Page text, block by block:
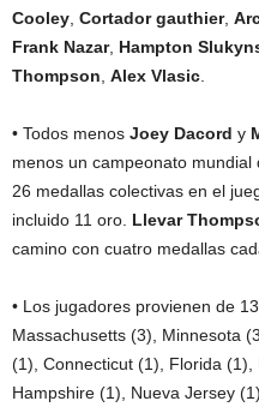
Cooley Cortador gauthier,
Frank Nazar, Hampton
Thompson Alex Vlasic
• Todos menos Joey Dacord y
menos un campeonato
26 medallas colectivas en el
incluido 11 oro. Llevar
camino con cuatro medallas
• Los jugadores provienen de
Massachusetts (3), Minnesota
(1), Connecticut (1), Florida
Hampshire (1), Nueva Jersey